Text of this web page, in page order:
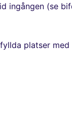
ingången (se
platser